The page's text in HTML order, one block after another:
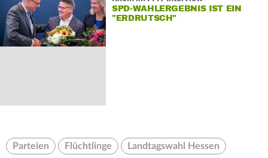
SPD-WAHLERGEBNIS IST EIN
"ERDRUTSCH"
Parteien Flüchtlinge Landtagswahl Hessen